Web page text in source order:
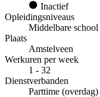
Inactief
Opleidingsniveaus
Middelbare school
Plaats
Amstelveen
Werkuren per week
1 - 32
Dienstverbanden
Parttime (overdag)